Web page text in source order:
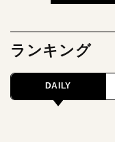
ランキング
DAILY